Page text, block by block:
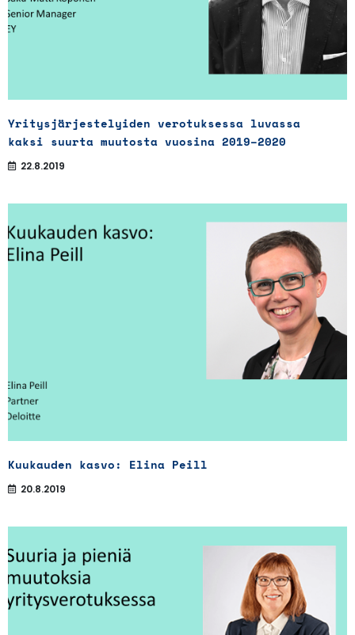
Yritysjärjestelyiden verotuksessa luvassa
kaksi suurta muutosta vuosina 2019–2020
22.8.2019
Kuukauden kasvo: Elina Peill
20.8.2019